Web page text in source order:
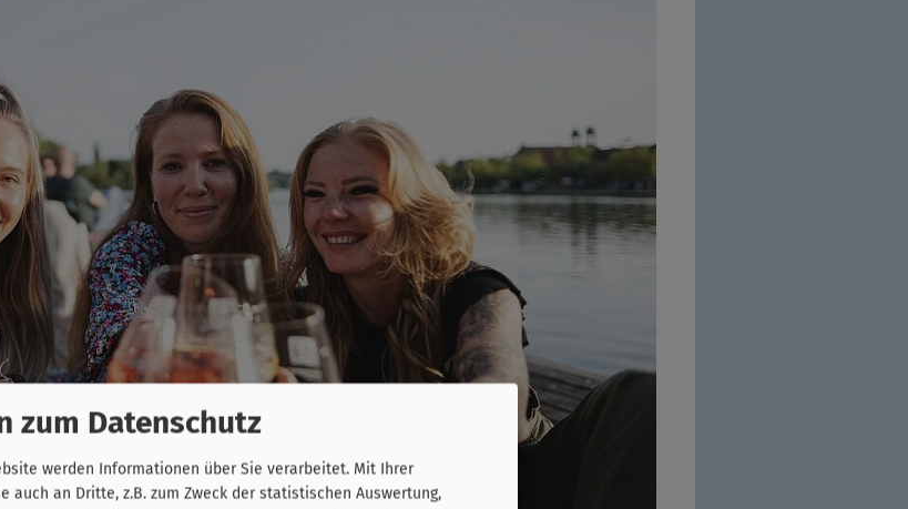
zum Datenschutz
werden Informationen über Sie verarbeitet. Mit Ihrer
auch an Dritte, z.B. zum Zweck der statistischen Auswertung,